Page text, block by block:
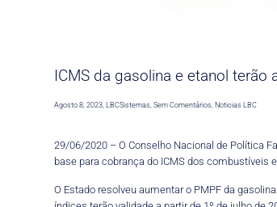
ICMS da gasolina e etanol
Agosto 8, 2023 ,LBCSistemas Sem Comentários Noticias LBC
29/06/2020 – O Conselho Nacional de Política
base para cobrança do ICMS dos combustíveis
O Estado resolveu aumentar o PMPF da